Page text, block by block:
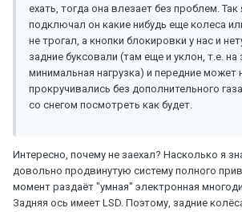
ехать, тогда она влезает без проблем. Так
подключал он какие нибудь еще колеса
не трогал, а кнопки блокировки у нас и
задние буксовали (там еще и уклон, т.е. на
минимальная нагрузка) и передние может
прокручивались без дополнительного
со снегом посмотреть как будет.
Интересно, почему не заехал? Насколько я
довольно продвинутую систему полного
момент раздаёт "умная" электронная
Задняя ось имеет LSD. Поэтому, задние